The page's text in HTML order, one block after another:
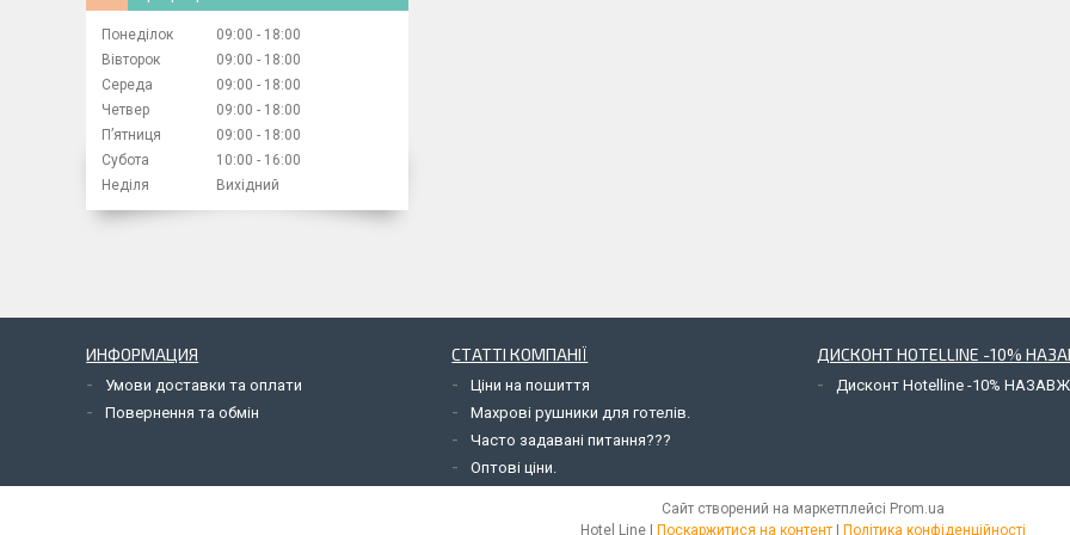
Понеділок 09:00
18:00
Вівторок
09:00
18:00
Середа
09:00
18:00
Четвер
09:00
18:00
Пʼятниця
09:00
18:00
Субота
10:00
16:00
Неділя
Вихідний
ИНФОРМАЦИЯ
Умови доставки та оплати
Повернення та обмін
СТАТТІ КОМПАНІЇ
Ціни на пошиття
Махрові рушники для готелів.
Часто задавані питання???
Оптові ціни.
ДИСКОНТ HOTELLINE -10%
Дисконт Hotelline -10%
Сайт створений на маркетплейсі Prom.ua
Поскаржитися на контент Політика конфіденційності